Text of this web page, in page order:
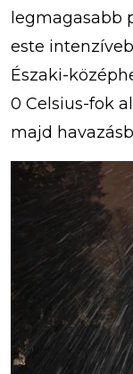
legmagasabb
este
Északi-
0 Celsius-fok
majd